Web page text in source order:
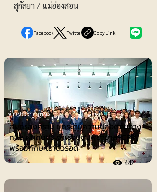
สุกัลยา / แม่ฮ่องสอน
Facebook Twitter Copy Link
ข่าวประชาสัมพันธ์
สมุทรสงคราม ยกระดับความปลอดภัยทาง
ทะเล ฝึกคนประจำเรือปฐมพยาบาล-CPR
พร้อมทักษะเอาตัวรอด
442